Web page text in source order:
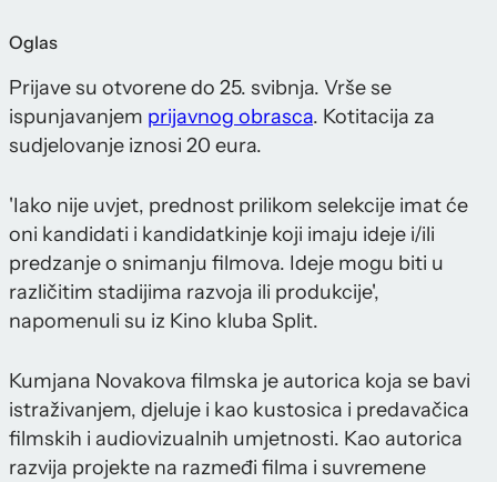
Oglas
Prijave su otvorene do 25. svibnja. Vrše se
ispunjavanjem prijavnog obrasca. Kotitacija za
sudjelovanje iznosi 20 eura.
'Iako nije uvjet, prednost prilikom selekcije imat će
oni kandidati i kandidatkinje koji imaju ideje i/ili
predzanje o snimanju filmova. Ideje mogu biti u
različitim stadijima razvoja ili produkcije',
napomenuli su iz Kino kluba Split.
Kumjana Novakova filmska je autorica koja se bavi
istraživanjem, djeluje i kao kustosica i predavačica
filmskih i audiovizualnih umjetnosti. Kao autorica
razvija projekte na razmeđi filma i suvremene